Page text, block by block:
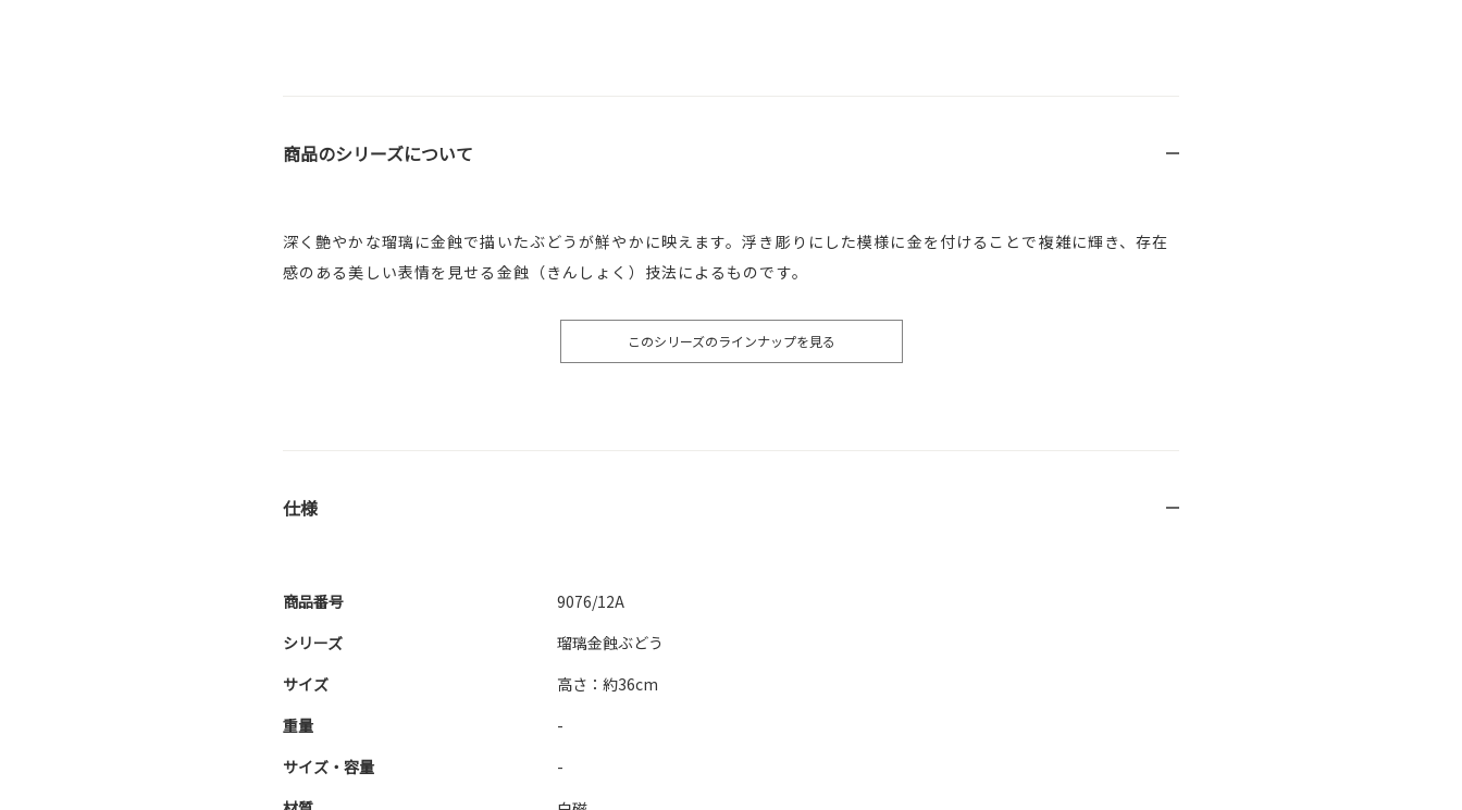
商品のシリーズについて
深く艶やかな瑠璃に金蝕で描いたぶどうが鮮やかに映えます。浮き彫りにした模様に金を付けることで複雑に輝き、存在
感のある美しい表情を見せる金蝕（きんしょく）技法によるものです。
このシリーズのラインナップを見る
仕様
商品番号
9076/12A
シリーズ
瑠璃金蝕ぶどう
サイズ
高さ：約36cm
重量
-
サイズ・容量
-